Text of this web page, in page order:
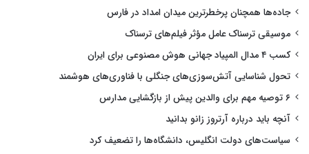
جاده‌ها همچنان پرخطرترین میدان امداد در فارس
موسیقی ترسناک عامل مؤثر فیلم‌های ترسناک
کسب ۴ مدال المپیاد جهانی هوش مصنوعی برای ایران
تحول شناسایی آتش‌سوزی‌های جنگلی با فناوری‌های هوشمند
۶ توصیه مهم برای والدین پیش از بازگشایی مدارس
آنچه باید درباره آرتروز زانو بدانید
سیاست‌های دولت انگلیس، دانشگاه‌ها را تضعیف کرد